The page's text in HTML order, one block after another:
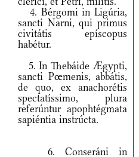
4. Bérgomi in Ligúria,
sancti Narni, qui primus
civitátis epíscopus
habétur.
5. In Thebáide Ægypti,
sancti Pœmenis, abbátis,
de quo, ex anachorétis
spectatíssimo, plura
referúntur apophtégmata
sapiéntia instrúcta.
6. Conseráni in